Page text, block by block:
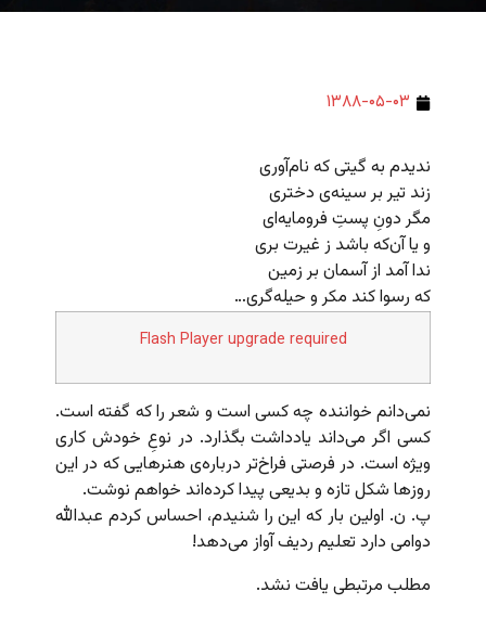
۱۳۸۸-۰۵-۰۳
ندیدم به گیتی که نام‌آوری
زند تیر بر سینه‌ی دختری
مگر دونِ پستِ فرومایه‌ای
و یا آن‌که باشد ز غیرت بری
ندا آمد از آسمان بر زمین
که رسوا کند مکر و حیله‌گری…
Flash Player upgrade required
نمی‌دانم خواننده چه کسی است و شعر را که گفته است.
کسی اگر می‌داند یادداشت بگذارد. در نوعِ خودش کاری
ویژه است. در فرصتی فراخ‌تر درباره‌ی هنرهایی که در این
روزها شکل تازه و بدیعی پیدا کرده‌اند خواهم نوشت.
پ. ن. اولین بار که این را شنیدم، احساس کردم عبدالله
دوامی دارد تعلیم ردیف آواز می‌دهد!
مطلب مرتبطی یافت نشد.